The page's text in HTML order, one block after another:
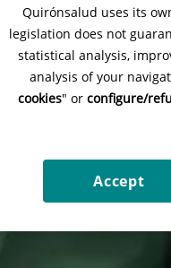
Quirónsalud uses its
legislation does not
statistical analysis,
analysis of your
cookies" or configure/
Accept